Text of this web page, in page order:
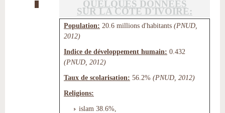
QUELQUES DONNÉES
SUR LA CÔTE D'IVOIRE:
Population: 20.6 millions d'habitants (PNUD,
2012)
Indice de développement humain: 0.432
(PNUD, 2012)
Taux de scolarisation: 56.2% (PNUD, 2012)
Religions:
islam 38.6%,